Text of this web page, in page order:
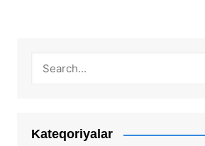
Kateqoriyalar